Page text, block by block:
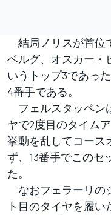
結局ノリスが首位
ベルグ、オスカー・
いうトップ3であっ
4番手である。
フェルスタッペン
ヤで2度目のタイム
挙動を乱してコース
ず、13番手でこのセ
た。
なおフェラーリの
ト目のタイヤを履